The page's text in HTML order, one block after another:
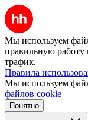
Мы используем
правильную работу
трафик.
Правила
Мы используем
файлов cookie
Понятно